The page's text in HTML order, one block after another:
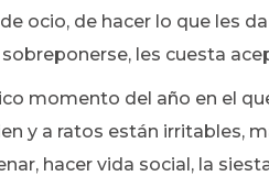
ocio, de hacer lo que les
les cuesta
momento del año en el
y a ratos están irritables,
hacer vida social, la